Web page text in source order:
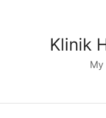
Klinik
My